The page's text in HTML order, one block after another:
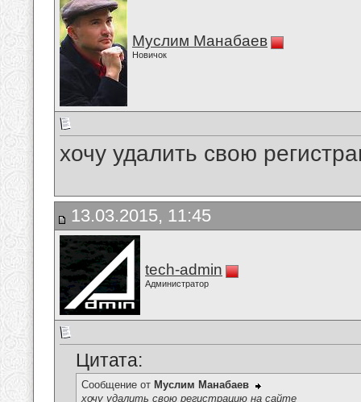
Муслим Манабаев
Новичок
хочу удалить свою
13.03.2015, 11:45
tech-admin
Администратор
Цитата:
Сообщение от Муслим Манабаев
хочу удалить свою регистрацию на сайте